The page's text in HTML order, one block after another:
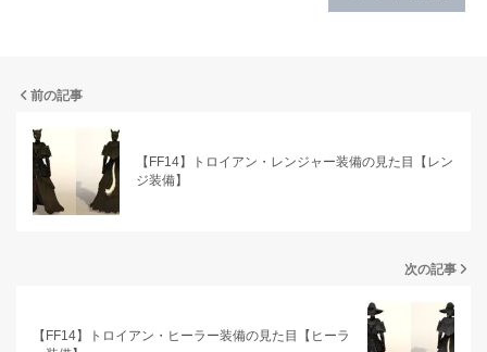
前の記事
【FF14】トロイアン・レンジャー装備の見た目【レン
ジ装備】
次の記事
【FF14】トロイアン・ヒーラー装備の見た目【ヒーラ